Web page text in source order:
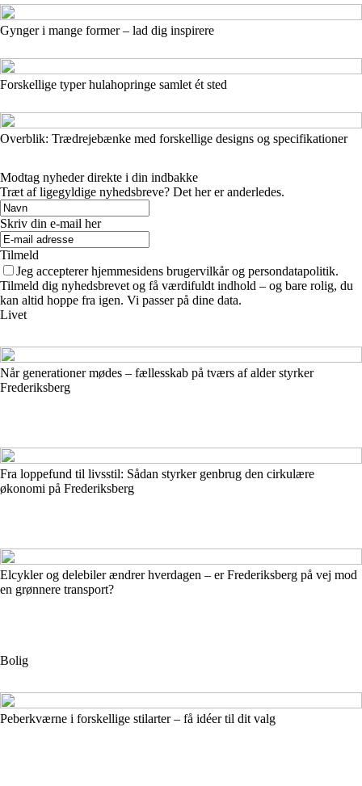
Gynger i mange former – lad dig inspirere
Forskellige typer hulahopringe samlet ét sted
Overblik: Trædrejebænke med forskellige designs og specifikationer
Modtag nyheder direkte i din indbakke
Træt af ligegyldige nyhedsbreve? Det her er anderledes.
Skriv din e-mail her
Tilmeld
Jeg accepterer hjemmesidens brugervilkår og persondatapolitik.
Tilmeld dig nyhedsbrevet og få værdifuldt indhold – og bare rolig, du
kan altid hoppe fra igen. Vi passer på dine data.
Livet
Når generationer mødes – fællesskab på tværs af alder styrker
Frederiksberg
Fra loppefund til livsstil: Sådan styrker genbrug den cirkulære
økonomi på Frederiksberg
Elcykler og delebiler ændrer hverdagen – er Frederiksberg på vej mod
en grønnere transport?
Bolig
Peberkværne i forskellige stilarter – få idéer til dit valg